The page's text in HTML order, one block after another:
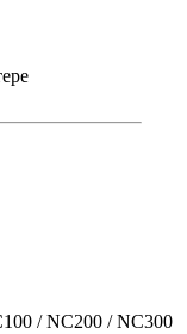
/ NC200 / NC300